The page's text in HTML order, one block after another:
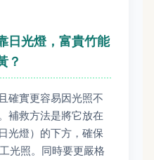
日光燈，富貴竹能
？
確實更容易因光照不
補救方法是將它放在
光燈）的下方，確保
光照。同時要更嚴格